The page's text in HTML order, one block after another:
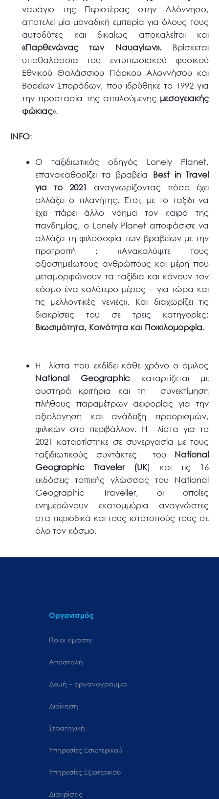
ναυάγιο της Περιστέρας στην Αλόννησο,
αποτελεί μία μοναδική εμπειρία για όλους τους
αυτοδύτες και δικαίως αποκαλείται και
«Παρθενώνας των Ναυαγίων». Βρίσκεται
υποθαλάσσια του εντυπωσιακού φυσικού
Εθνικού Θαλάσσιου Πάρκου Αλοννήσου και
Βορείων Σποράδων, που ιδρύθηκε το 1992 για
την προστασία της απειλούμενης μεσογειακής
φώκιας».
INFO:
Ο ταξιδιωτικός οδηγός Lonely Planet,
επανακαθορίζει τα βραβεία Best in Travel
για το 2021 αναγνωρίζοντας πόσο έχει
αλλάξει ο πλανήτης. Έτσι, με το ταξίδι να
έχει πάρει άλλο νόημα τον καιρό της
πανδημίας, ο Lonely Planet αποφάσισε να
αλλάξει τη φιλοσοφία των βραβείων με την
προτροπή : «Ανακαλύψτε τους
αξιοσημείωτους ανθρώπους και μέρη που
μεταμορφώνουν τα ταξίδια και κάνουν τον
κόσμο ένα καλύτερο μέρος – για τώρα και
τις μελλοντικές γενιές». Και διαχωρίζει τις
διακρίσεις του σε τρεις κατηγορίες:
Βιωσιμότητα, Κοινότητα και Ποικιλομορφία.
H λίστα που εκδίδει κάθε χρόνο ο όμιλος
National Geographic καταρτίζεται με
αυστηρά κριτήρια και τη συνεκτίμηση
πλήθους παραμέτρων αειφορίας για την
αξιολόγηση και ανάδειξη προορισμών,
φιλικών στο περιβάλλον. Η λίστα για το
2021 καταρτίστηκε σε συνεργασία με τους
ταξιδιωτικούς συντάκτες του National
Geographic Traveler (UK) και τις 16
εκδόσεις τοπικής γλώσσας του National
Geographic Traveller, οι οποίες
ενημερώνουν εκατομμύρια αναγνώστες
στα περιοδικά και τους ιστότοπούς τους σε
όλο τον κόσμο.
Οργανισμός
Ποιοι είμαστε
Αποστολή
Δομή – οργανόγραμμα
Διοίκηση
Στρατηγική
Υπηρεσίες Εσωτερικού
Υπηρεσίες Εξωτερικού
Διακρίσεις